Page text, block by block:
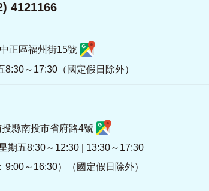
4121166
正區福州街15號
～17:30（國定假日除外）
縣南投市省府路4號
期五8:30～12:30 | 13:30～17:30
9:00～16:30）（國定假日除外）